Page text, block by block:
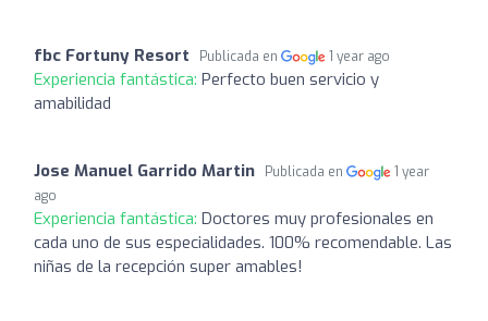
fbc Fortuny Resort Publicada en 1 year ago
Experiencia fantástica: Perfecto buen servicio y
amabilidad
Jose Manuel Garrido Martin Publicada en
1 year
ago
Experiencia fantástica: Doctores muy profesionales en
cada uno de sus especialidades. 100% recomendable. Las
niñas de la recepción super amables!